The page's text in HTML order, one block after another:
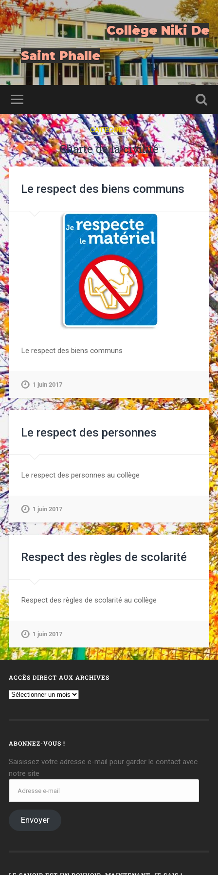
Collège Niki De
Saint Phalle
CATEGORY
Charte de la civilité
Le respect des biens communs
Le respect des biens communs
1 juin 2017
Le respect des personnes
Le respect des personnes au collège
1 juin 2017
Respect des règles de scolarité
Respect des règles de scolarité au collège
1 juin 2017
ACCÈS DIRECT AUX ARCHIVES
ABONNEZ-VOUS !
Saisissez votre adresse e-mail pour garder le contact avec
notre site
Envoyer